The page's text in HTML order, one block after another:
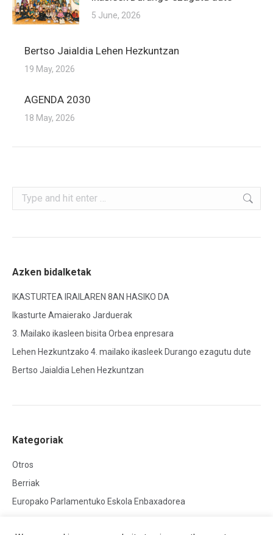
5 June, 2026
Bertso Jaialdia Lehen Hezkuntzan
19 May, 2026
AGENDA 2030
18 May, 2026
Search:
Azken bidalketak
IKASTURTEA IRAILAREN 8AN HASIKO DA
Ikasturte Amaierako Jarduerak
3. Mailako ikasleen bisita Orbea enpresara
Lehen Hezkuntzako 4. mailako ikasleek Durango ezagutu dute
Bertso Jaialdia Lehen Hezkuntzan
Kategoriak
Otros
Berriak
Europako Parlamentuko Eskola Enbaxadorea